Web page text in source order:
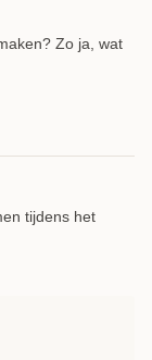
Zo ja, wat
tijdens het